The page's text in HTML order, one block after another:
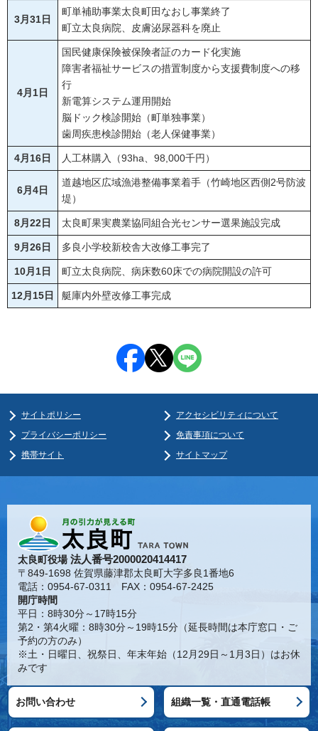
3月31日
町単補助事業太良町田なおし事業終了
町立太良病院、皮膚泌尿器科を廃止
4月1日
国民健康保険被保険者証のカード化実施
障害者福祉サービスの措置制度から支援費制度への移
行
新電算システム運用開始
脳ドック検診開始（町単独事業）
歯周疾患検診開始（老人保健事業）
4月16日 人工林購入（93ha、98,000千円）
6月4日
道越地区広域漁港整備事業着手（竹崎地区西側2号防波
堤）
8月22日 太良町果実農業協同組合光センサー選果施設完成
9月26日 多良小学校新校舎大改修工事完了
10月1日 町立太良病院、病床数60床での病院開設の許可
12月15日 艇庫内外壁改修工事完成
サイトポリシー
アクセシビリティについて
プライバシーポリシー
免責事項について
携帯サイト
サイトマップ
太良町役場法人番号2000020414417
〒849-1698 佐賀県藤津郡太良町大字多良1番地6
電話：0954-67-0311 FAX：0954-67-2425
開庁時間
平日：8時30分～17時15分
第2・第4火曜：8時30分～19時15分（延長時間は本庁窓口・ご
予約の方のみ）
※土・日曜日、祝祭日、年末年始（12月29日～1月3日）はお休
みです
お問い合わせ 組織一覧・直通電話帳